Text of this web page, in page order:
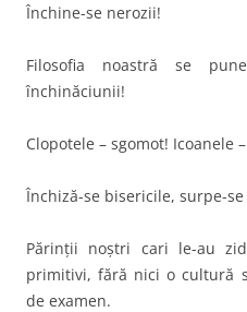
Închine-se nerozii!
Filosofia noastră se
închinăciunii!
Clopotele – sgomot! Icoanele
Închiză-se bisericile, surpe-
Părinţii noştri cari le-au
primitivi, fără nici o cultură
de examen.